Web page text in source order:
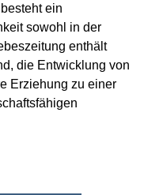
ein
sowohl in der
enthält
die Entwicklung von
Erziehung zu einer